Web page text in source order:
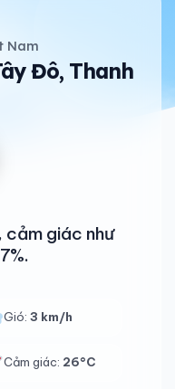
Nam
Đô, Thanh
cảm giác như
Gió:3 km/h
Cảm giác: 26°C